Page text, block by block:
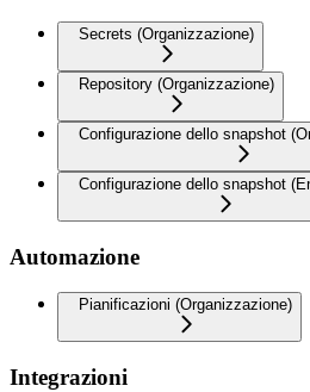
Secrets (Organizzazione)
Repository (Organizzazione)
Configurazione dello snapshot
Configurazione dello snapshot
Automazione
Pianificazioni (Organizzazione)
Integrazioni